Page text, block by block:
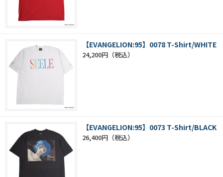
【EVANGELION:95】0078 T-Shirt/WHITE
24,200円
【EVANGELION:95】0073 T-Shirt/BLACK
26,400円